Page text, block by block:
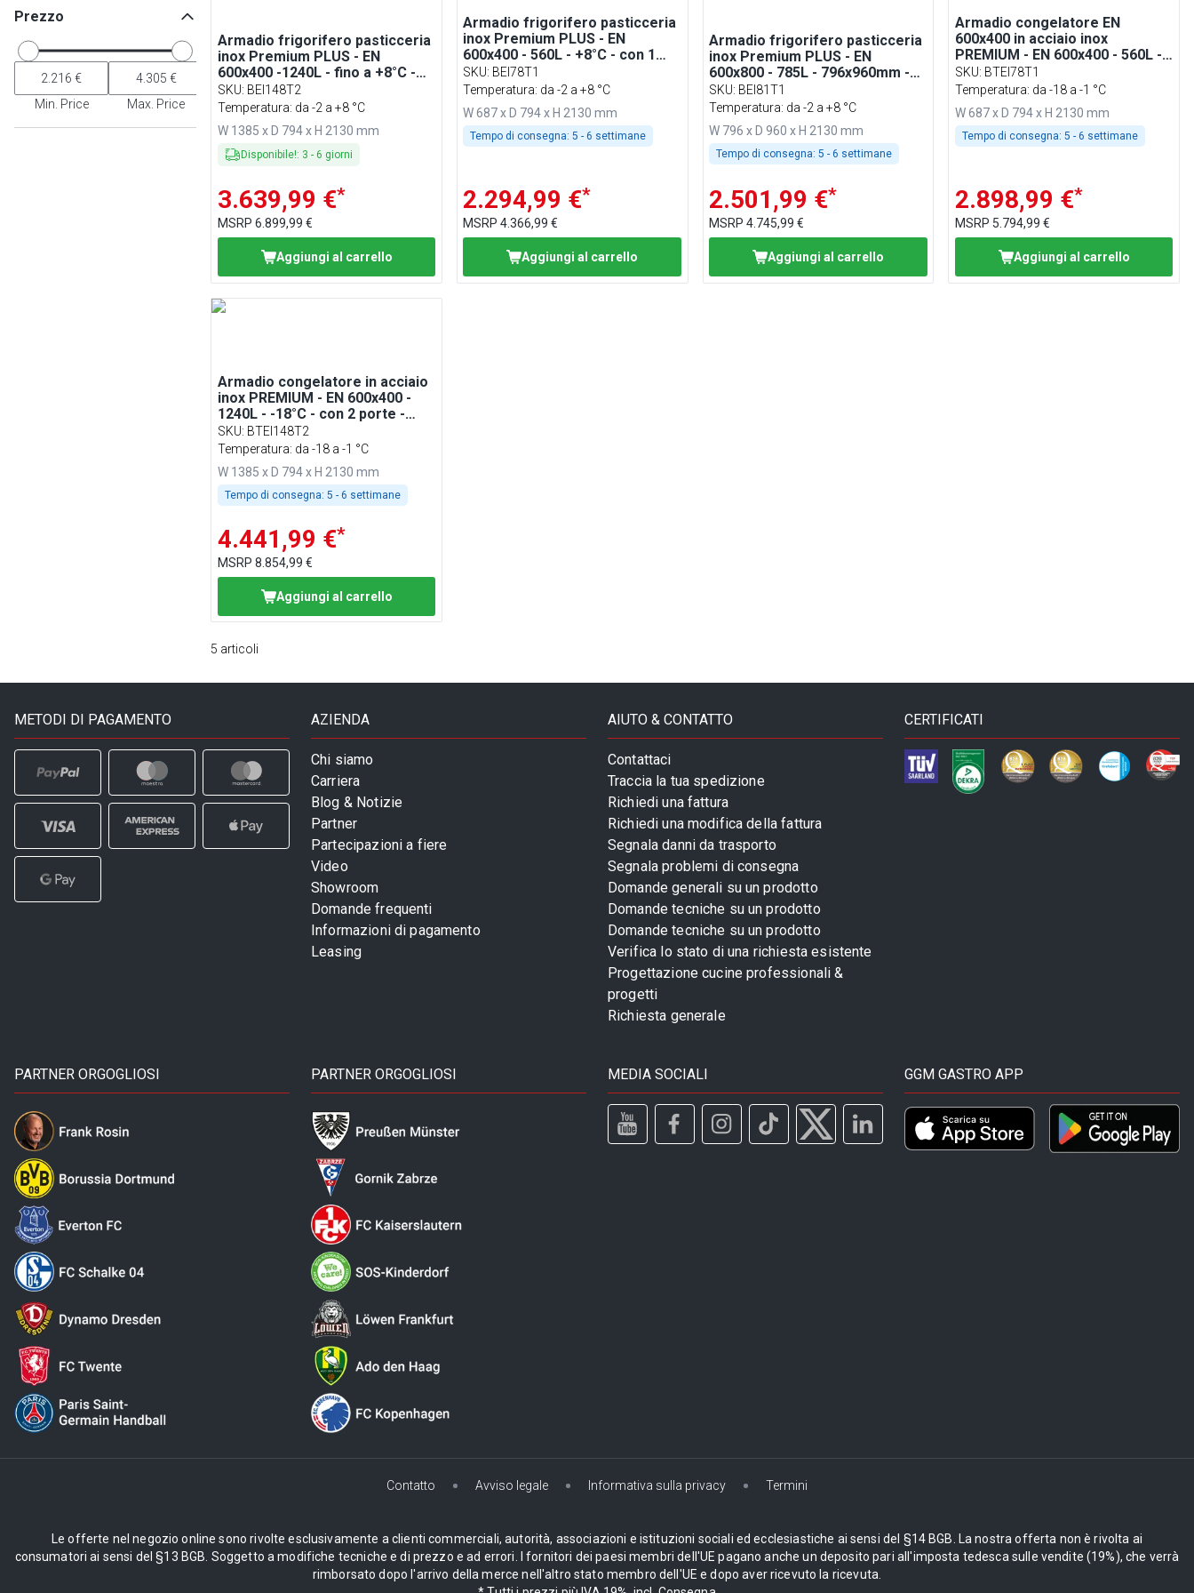
Prezzo
Min. Price Max. Price
Armadio frigorifero pasticceria
inox Premium PLUS - EN
600x400 -1240L - fino a +8°C -
con 2 porte - professionale;
ventilato; LED; HACCP; R290;
monoblocco
SKU: BEI148T2
Temperatura: da -2 a +8 °C
W 1385 x D 794 x H 2130 mm
Disponibile!: 3 - 6 giorni
3.639,99 €*
MSRP 6.899,99 €
Aggiungi al carrello
Armadio frigorifero pasticceria
inox Premium PLUS - EN
600x400 - 560L - +8°C - con 1
porta - professionale; ventilato;
LED; HACCP; R290
SKU: BEI78T1
Temperatura: da -2 a +8 °C
W 687 x D 794 x H 2130 mm
Tempo di consegna: 5 - 6 settimane
2.294,99 €*
MSRP4.366,99 €
Aggiungi al carrello
Armadio frigorifero pasticceria
inox Premium PLUS - EN
600x800 - 785L - 796x960mm -
fino a +8°C - con 1 porta -
professionale; ventilato; LED;
HACCP; isolamento 75mm
SKU: BEI81T1
Temperatura: da -2 a +8 °C
W 796 x D 960 x H 2130 mm
Tempo di consegna: 5 - 6 settimane
2.501,99 €*
MSRP4.745,99 €
Aggiungi al carrello
Armadio congelatore EN
600x400 in acciaio inox
PREMIUM - EN 600x400 - 560L -
-18°C - con 1 porta -
professionale; ventilato; LED
SKU: BTEI78T1
Temperatura: da -18 a -1 °C
W 687 x D 794 x H 2130 mm
Tempo di consegna: 5 - 6 settimane
2.898,99 €*
MSRP 5.794,99 €
Aggiungi al carrello
Armadio congelatore in acciaio
inox PREMIUM - EN 600x400 -
1240L - -18°C - con 2 porte -
professionale; ventilato; LED;
HACCP
SKU: BTEI148T2
Temperatura: da -18 a -1 °C
W 1385 x D 794 x H 2130 mm
Tempo di consegna: 5 - 6 settimane
4.441,99 €*
MSRP 8.854,99 €
Aggiungi al carrello
5 articoli
METODI DI PAGAMENTO AZIENDA
Chi siamo
Carriera
Blog & Notizie
Partner
Partecipazioni a fiere
Video
Showroom
Domande frequenti
Informazioni di pagamento
Leasing
AIUTO & CONTATTO
Contattaci
Traccia la tua spedizione
Richiedi una fattura
Richiedi una modifica della fattura
Segnala danni da trasporto
Segnala problemi di consegna
Domande generali su un prodotto
Domande tecniche su un prodotto
Domande tecniche su un prodotto
Verifica lo stato di una richiesta esistente
Progettazione cucine professionali &
progetti
Richiesta generale
CERTIFICATI
PARTNER ORGOGLIOSI PARTNER ORGOGLIOSI MEDIA SOCIALI GGM GASTRO APP
Contatto Avviso legale Informativa sulla privacy Termini
Le offerte nel negozio online sono rivolte esclusivamente a clienti commerciali, autorità, associazioni e istituzioni sociali ed ecclesiastiche ai sensi del §14 BGB. La nostra offerta non è rivolta ai
consumatori ai sensi del §13 BGB. Soggetto a modifiche tecniche e di prezzo e ad errori. I fornitori dei paesi membri dell'UE pagano anche un deposito pari all'imposta tedesca sulle vendite (19%), che verrà
rimborsato dopo l'arrivo della merce nell'altro stato membro dell'UE e dopo aver ricevuto la ricevuta.